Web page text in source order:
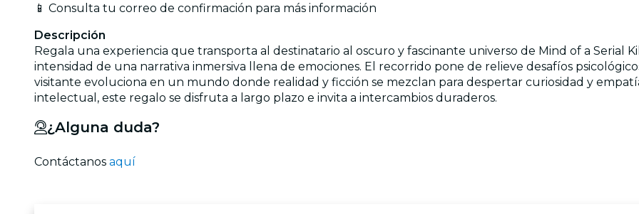
📱 Consulta tu correo de confirmación para más información
Descripción
Regala una experiencia que transporta al destinatario al oscuro y fascinante universo de Mind of a Serial
intensidad de una narrativa inmersiva llena de emociones. El recorrido pone de relieve desafíos
visitante evoluciona en un mundo donde realidad y ficción se mezclan para despertar curiosidad y
intelectual, este regalo se disfruta a largo plazo e invita a intercambios duraderos.
¿Alguna duda?
Contáctanos aquí